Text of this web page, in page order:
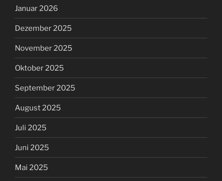
Januar 2026
Dezember 2025
November 2025
Oktober 2025
September 2025
August 2025
Juli 2025
Juni 2025
Mai 2025